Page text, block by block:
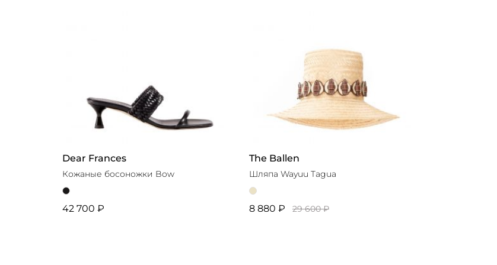
Dear Frances
Кожаные босоножки Bow
42 700 ₽
The Ballen
Шляпа Wayuu Tagua
8 880 ₽ 29 600 ₽